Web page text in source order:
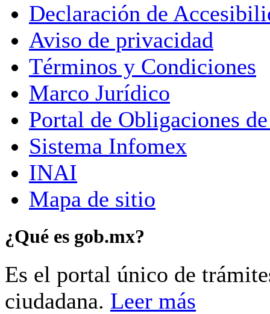
Declaración de
Aviso de privacidad
Términos y Condiciones
Marco Jurídico
Portal de Obligaciones
Sistema Infomex
INAI
Mapa de sitio
¿Qué es gob.mx?
Es el portal único de
ciudadana. Leer más